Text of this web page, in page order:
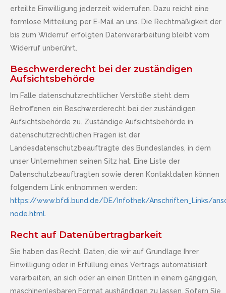
erteilte Einwilligung jederzeit widerrufen. Dazu reicht eine
formlose Mitteilung per E-Mail an uns. Die Rechtmäßigkeit der
bis zum Widerruf erfolgten Datenverarbeitung bleibt vom
Widerruf unberührt.
Beschwerderecht bei der zuständigen
Aufsichtsbehörde
Im Falle datenschutzrechtlicher Verstöße steht dem
Betroffenen ein Beschwerderecht bei der zuständigen
Aufsichtsbehörde zu. Zuständige Aufsichtsbehörde in
datenschutzrechtlichen Fragen ist der
Landesdatenschutzbeauftragte des Bundeslandes, in dem
unser Unternehmen seinen Sitz hat. Eine Liste der
Datenschutzbeauftragten sowie deren Kontaktdaten können
folgendem Link entnommen werden:
https://www.bfdi.bund.de/DE/Infothek/Anschriften_Links/
node.html
Recht auf Datenübertragbarkeit
Sie haben das Recht, Daten, die wir auf Grundlage Ihrer
Einwilligung oder in Erfüllung eines Vertrags automatisiert
verarbeiten, an sich oder an einen Dritten in einem gängigen,
maschinenlesbaren Format aushändigen zu lassen. Sofern Sie